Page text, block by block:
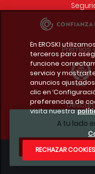
A tu lado
Premios
Condiciones
En EROSKI
terceros para
funcione
servicio y
anuncios
clic en
preferencias de
visita nuestra
RECHAZAR COOKIES